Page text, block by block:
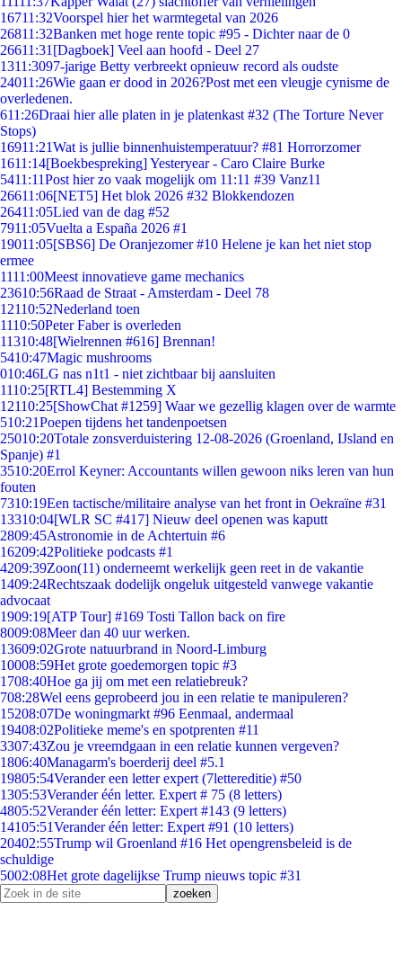
16711:32Voorspel hier het warmtegetal van 2026
26811:32Banken met hoge rente topic #95 - Dichter naar de 0
26611:31 [Dagboek] Veel aan hoofd - Deel 27
1311:3097-jarige Betty verbreekt opnieuw record als oudste
24011:26Wie gaan er dood in 2026?Post met een vleugje cynisme de
overledenen.
611:26Draai hier alle platen in je platenkast #32 (The Torture Never
Stops)
16911:21Wat is jullie binnenhuistemperatuur? #81 Horrorzomer
1611:14[Boekbespreking] Yesteryear - Caro Claire Burke
5411:11Post hier zo vaak mogelijk om 11:11 #39 Vanz11
26611:06[NET5] Het blok 2026 #32 Blokkendozen
26411:05Lied van de dag #52
7911:05Vuelta a España 2026 #1
19011:05[SBS6] De Oranjezomer #10 Helene je kan het niet stop
ermee
1111:00Meest innovatieve game mechanics
23610:56Raad de Straat - Amsterdam - Deel 78
12110:52Nederland toen
1110:50Peter Faber is overleden
11310:48[Wielrennen #616] Brennan!
5410:47Magic mushrooms
010:46LG nas n1t1 - niet zichtbaar bij aansluiten
1110:25[RTL4] Bestemming X
12110:25[ShowChat #1259] Waar we gezellig klagen over de warmte
510:21Poepen tijdens het tandenpoetsen
25010:20Totale zonsverduistering 12-08-2026 (Groenland, IJsland en
Spanje) #1
3510:20Errol Keyner: Accountants willen gewoon niks leren van hun
fouten
7310:19Een tactische/militaire analyse van het front in Oekraïne #31
13310:04[WLR SC #417] Nieuw deel openen was kaputt
2809:45Astronomie in de Achtertuin #6
16209:42Politieke podcasts #1
4209:39Zoon(11) onderneemt werkelijk geen reet in de vakantie
1409:24Rechtszaak dodelijk ongeluk uitgesteld vanwege vakantie
advocaat
1909:19[ATP Tour] #169 Tosti Tallon back on fire
8009:08Meer dan 40 uur werken.
13609:02Grote natuurbrand in Noord-Limburg
10008:59Het grote goedemorgen topic #3
1708:40Hoe ga jij om met een relatiebreuk?
708:28Wel eens geprobeerd jou in een relatie te manipuleren?
15208:07De woningmarkt #96 Eenmaal, andermaal
19408:02Politieke meme's en spotprenten #11
3307:43Zou je vreemdgaan in een relatie kunnen vergeven?
1806:40Managarm's boerderij deel #5.1
19805:54Verander een letter expert (7lettereditie) #50
1305:53Verander één letter. Expert # 75 (8 letters)
4805:52Verander één letter: Expert #143 (9 letters)
14105:51Verander één letter: Expert #91 (10 letters)
20402:55Trump wil Groenland #16 Het opengrensbeleid is de
schuldige
5002:08Het grote dagelijkse Trump nieuws topic #31